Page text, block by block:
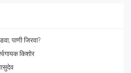
पाणी जिरवा?
किशोर